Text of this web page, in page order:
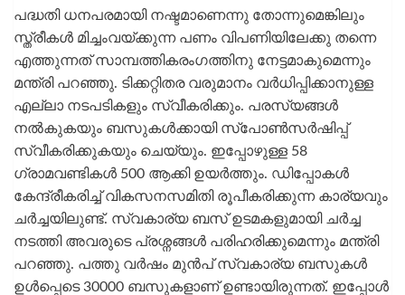
പദ്ധതി ധനപരമായി നഷ്ടമാണെന്നു തോന്നുമെങ്കിലും
സ്ത്രീകള്‍ മിച്ചംവയ്ക്കുന്ന പണം വിപണിയിലേക്കു തന്നെ
എത്തുന്നത് സാമ്പത്തികരംഗത്തിനു നേട്ടമാകുമെന്നും
മന്ത്രി പറഞ്ഞു. ടിക്കറ്റിതര വരുമാനം വര്‍ധിപ്പിക്കാനുള്ള
എല്ലാ നടപടികളും സ്വീകരിക്കും. പരസ്യങ്ങള്‍
നല്‍കുകയും ബസുകള്‍ക്കായി സ്പോണ്‍സര്‍ഷിപ്പ്
സ്വീകരിക്കുകയും ചെയ്യും. ഇപ്പോഴുള്ള 58
ഗ്രാമവണ്ടികള്‍ 500 ആക്കി ഉയര്‍ത്തും. ഡിപ്പോകള്‍
കേന്ദ്രീകരിച്ച് വികസനസമിതി രൂപീകരിക്കുന്ന കാര്യവും
ചര്‍ച്ചയിലുണ്ട്. സ്വകാര്യ ബസ് ഉടമകളുമായി ചര്‍ച്ച
നടത്തി അവരുടെ പ്രശ്നങ്ങള്‍ പരിഹരിക്കുമെന്നും മന്ത്രി
പറഞ്ഞു. പത്തു വര്‍ഷം മുന്‍പ് സ്വകാര്യ ബസുകള്‍
ഉള്‍പ്പെടെ 30000 ബസുകളാണ് ഉണ്ടായിരുന്നത്. ഇപ്പോള്‍